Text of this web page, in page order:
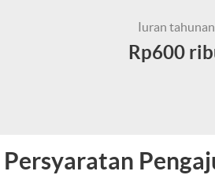
Iuran tahunan
Rp600
Persyaratan